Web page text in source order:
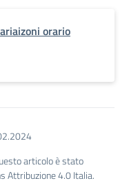
orario
articolo è stato
Attribuzione 4.0 Italia.